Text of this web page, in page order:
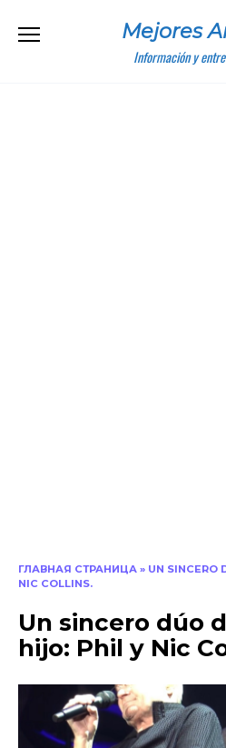
Mejores
Información y
ГЛАВНАЯ СТРАНИЦА » UN SINCERO
NIC COLLINS.
Un sincero dúo
hijo: Phil y Nic